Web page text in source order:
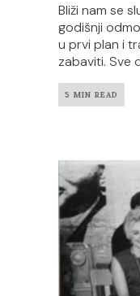
Bliži nam se
godišnji
u prvi plan i
zabaviti. Sve
5 MIN READ